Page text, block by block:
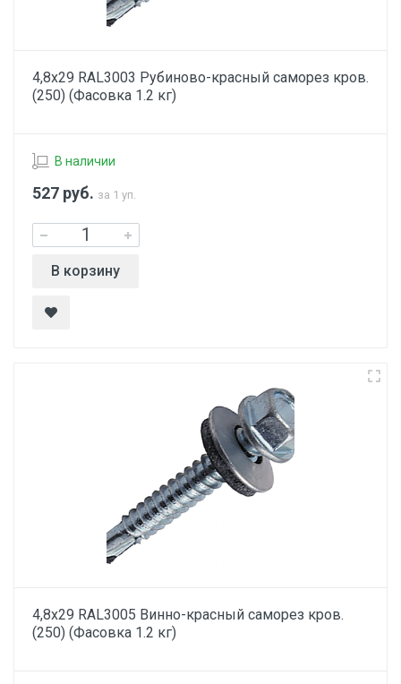
4,8х29 RAL3003 Рубиново-красный саморез кров.
(250) (Фасовка 1.2 кг)
В наличии
527 руб. за 1 уп.
В корзину
4,8х29 RAL3005 Винно-красный саморез кров.
(250) (Фасовка 1.2 кг)